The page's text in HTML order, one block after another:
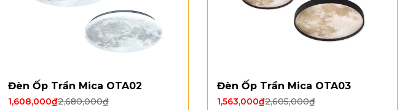
Đèn Ốp Trần Mica OTA02
2,680,000₫
1,608,000₫
Đèn Ốp Trần Mica OTA03
2,605,000₫
1,563,000₫